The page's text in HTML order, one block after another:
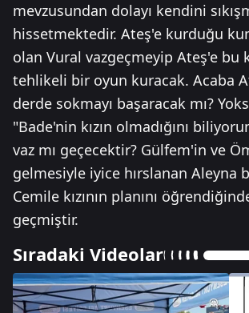
mevzusundan dolayı kendini
hissetmektedir. Ateş'e kurduğu
olan Vural vazgeçmeyip Ateş'e bu
tehlikeli bir oyun kuracak. Acaba
derde sokmayı başaracak mı?
"Bade'nin kızın olmadığını
vaz mı geçecektir? Gülfem'in ve
gelmesiyle iyice hırslanan Aleyna
Cemile kızının planını
geçmiştir.
Sıradaki Videolar